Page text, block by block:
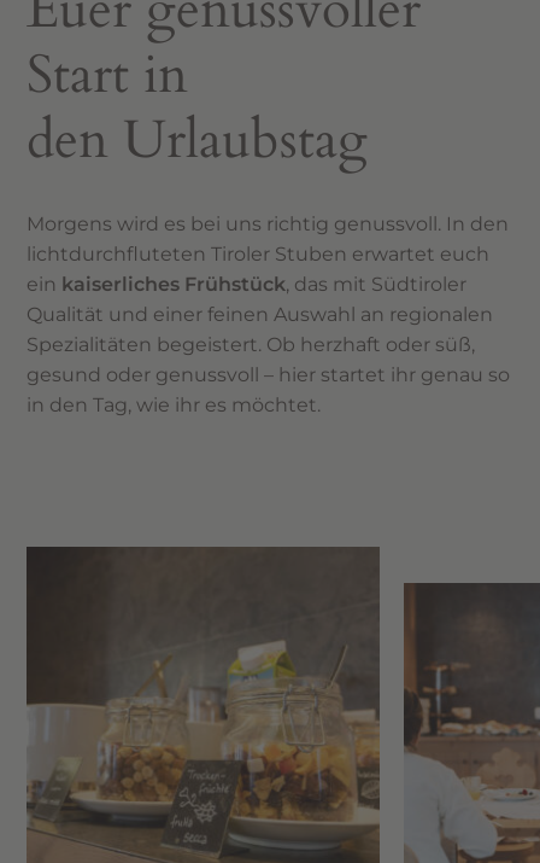
Start in
den Urlaubstag
Morgens wird es bei uns richtig genussvoll. In den
lichtdurchfluteten Tiroler Stuben erwartet euch
ein kaiserliches Frühstück, das mit Südtiroler
Qualität und einer feinen Auswahl an regionalen
Spezialitäten begeistert. Ob herzhaft oder süß,
gesund oder genussvoll – hier startet ihr genau so
in den Tag, wie ihr es möchtet.